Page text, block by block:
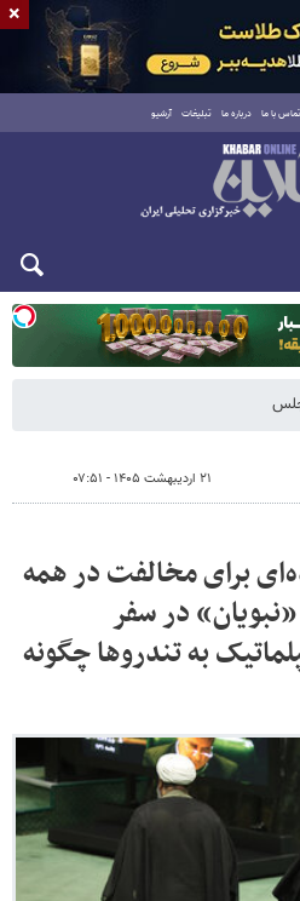
تماس با ما درباره ما تبلیغات آرشیو
۲۱ اردیبهشت ۱۴۰۵ - ۰۷:۵۱
برای مخالفت در همه
در سفر
به تندروها چگونه
×